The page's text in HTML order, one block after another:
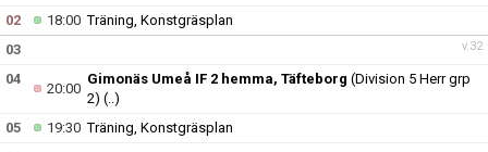
02
18:00Träning, Konstgräsplan
v.32
03
04
20:00
Gimonäs Umeå IF 2 hemma, Täfteborg (Division 5 Herr grp
2) (..)
05
19:30Träning, Konstgräsplan